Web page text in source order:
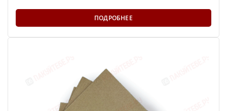
ПОДРОБНЕЕ